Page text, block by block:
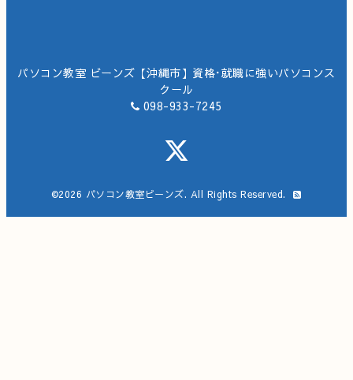
パソコン教室 ビーンズ【沖縄市】資格･就職に強いパソコンス
クール
098-933-7245
©2026 パソコン教室ビーンズ. All Rights Reserved.